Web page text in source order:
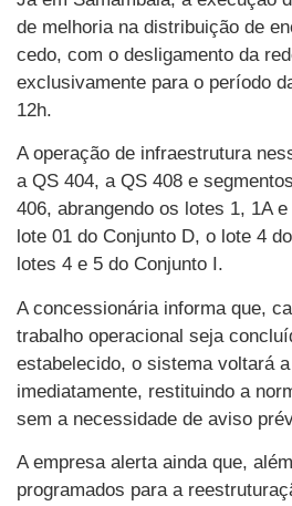
de melhoria na distribuição de
cedo, com o desligamento da
exclusivamente para o período
12h.
A operação de infraestrutura
a QS 404, a QS 408 e
406, abrangendo os lotes 1, 1A
lote 01 do Conjunto D, o lote 4
lotes 4 e 5 do Conjunto I.
A concessionária informa que,
trabalho operacional seja
estabelecido, o sistema voltará
imediatamente, restituindo a
sem a necessidade de aviso
A empresa alerta ainda que,
programados para a